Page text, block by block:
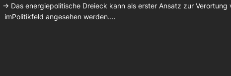
→ Das energiepolitische Dreieck kann als erster Ansatz zur
imPolitikfeld angesehen werden.…